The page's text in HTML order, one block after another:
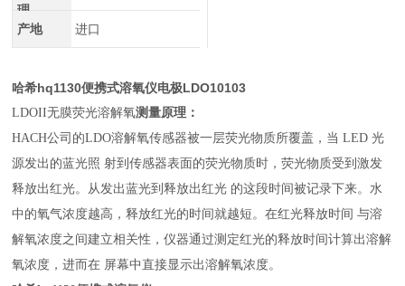
理
产地 进口
哈希hq1130便携式溶氧仪电极LDO10103
LDOII无膜荧光溶解氧测量原理：
HACH公司的LDO溶解氧传感器被一层荧光物质所覆盖，当 LED 光
源发出的蓝光照 射到传感器表面的荧光物质时，荧光物质受到激发
释放出红光。从发出蓝光到释放出红光 的这段时间被记录下来。水
中的氧气浓度越高，释放红光的时间就越短。在红光释放时间 与溶
解氧浓度之间建立相关性，仪器通过测定红光的释放时间计算出溶解
氧浓度，进而在 屏幕中直接显示出溶解氧浓度。